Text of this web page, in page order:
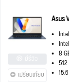
เปรียบเทียบ
Asus
8